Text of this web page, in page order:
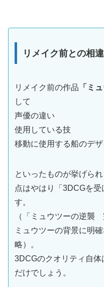
リメイク前との相
リメイク前の作品 「ミ
して
声優の違い
使用している技
移動に使用する船のデ
といったものが挙げら
点はやはり「3DCGを
す。
（「ミュウツーの逆襲
ミュウツーの背景に明
略）。
3DCGのクオリティ自
だけでしょう。